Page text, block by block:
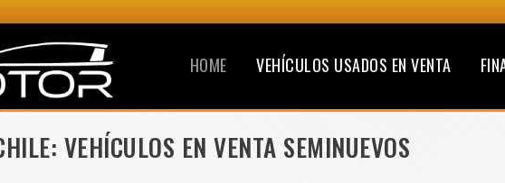
HOME VEHÍCULOS USADOS EN VENTA
VEHÍCULOS EN VENTA SEMINUEVOS